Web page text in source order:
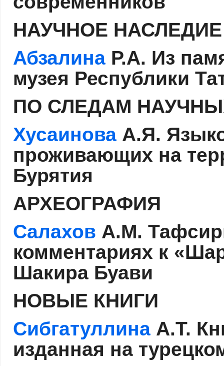
НАУЧНОЕ НАСЛЕДИЕ
Абзалина Р.А. Из
музея Республики
ПО СЛЕДАМ
Хусаинова А.Я.
проживающих на
Бурятия
АРХЕОГРАФИЯ
Салахов А.М.
комментариях к
Шакира Буави
НОВЫЕ КНИГИ
Сибгатуллина А.Т.
изданная на